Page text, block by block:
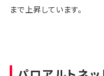
まで上昇しています。